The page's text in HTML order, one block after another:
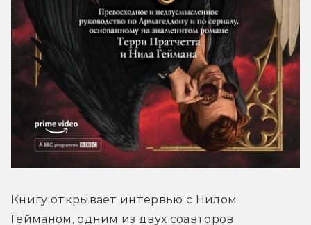
Книгу открывает интервью с Нилом
Гейманом, одним из двух соавторов